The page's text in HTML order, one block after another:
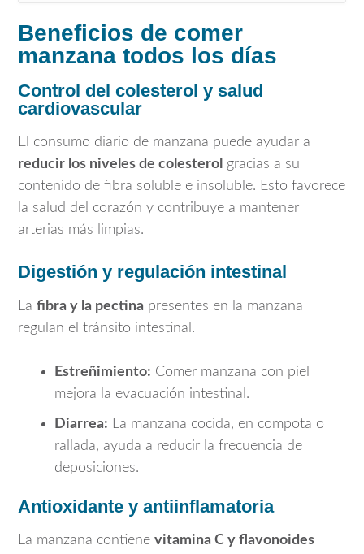
Beneficios de comer
manzana todos los días
Control del colesterol y salud
cardiovascular
El consumo diario de manzana puede ayudar a
reducir los niveles de colesterol gracias a su
contenido de fibra soluble e insoluble. Esto favorece
la salud del corazón y contribuye a mantener
arterias más limpias.
Digestión y regulación intestinal
La fibra y la pectina presentes en la manzana
regulan el tránsito intestinal.
Estreñimiento: Comer manzana con piel
mejora la evacuación intestinal.
Diarrea: La manzana cocida, en compota o
rallada, ayuda a reducir la frecuencia de
deposiciones.
Antioxidante y antiinflamatoria
La manzana contiene vitamina C y flavonoides